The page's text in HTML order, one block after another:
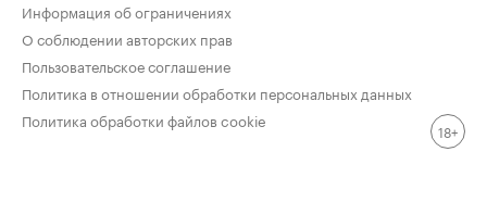
Информация об ограничениях
О соблюдении авторских прав
Пользовательское соглашение
Политика в отношении обработки персональных данных
Политика обработки файлов cookie
18+